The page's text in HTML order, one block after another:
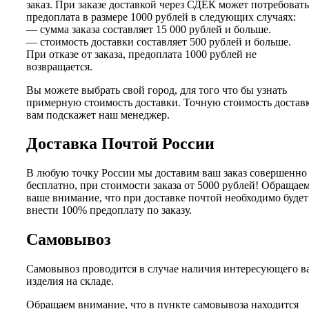
заказ. При заказе доставкой через СДЕК может
предоплата в размере 1000 рублей в следующих случаях:
— сумма заказа составляет 15 000 рублей и больше.
— стоимость доставки составляет 500 рублей и больше.
При отказе от заказа, предоплата 1000 рублей не
возвращается.
Вы можете выбрать свой город, для того что бы узнать
примерную стоимость доставки. Точную стоимость
вам подскажет наш менеджер.
Доставка Почтой России
В любую точку России мы доставим ваш заказ совершенно
бесплатно, при стоимости заказа от 5000 рублей!
ваше внимание, что при доставке почтой необходимо будет
внести 100% предоплату по заказу.
Самовывоз
Самовывоз проводится в случае наличия интересующего
изделия на складе.
Обращаем внимание, что в пункте самовывоза находится